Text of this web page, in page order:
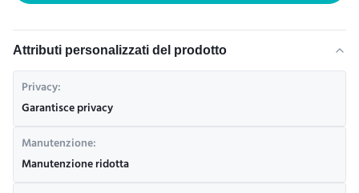
Attributi personalizzati del prodotto
Privacy:
Garantisce privacy
Manutenzione:
Manutenzione ridotta